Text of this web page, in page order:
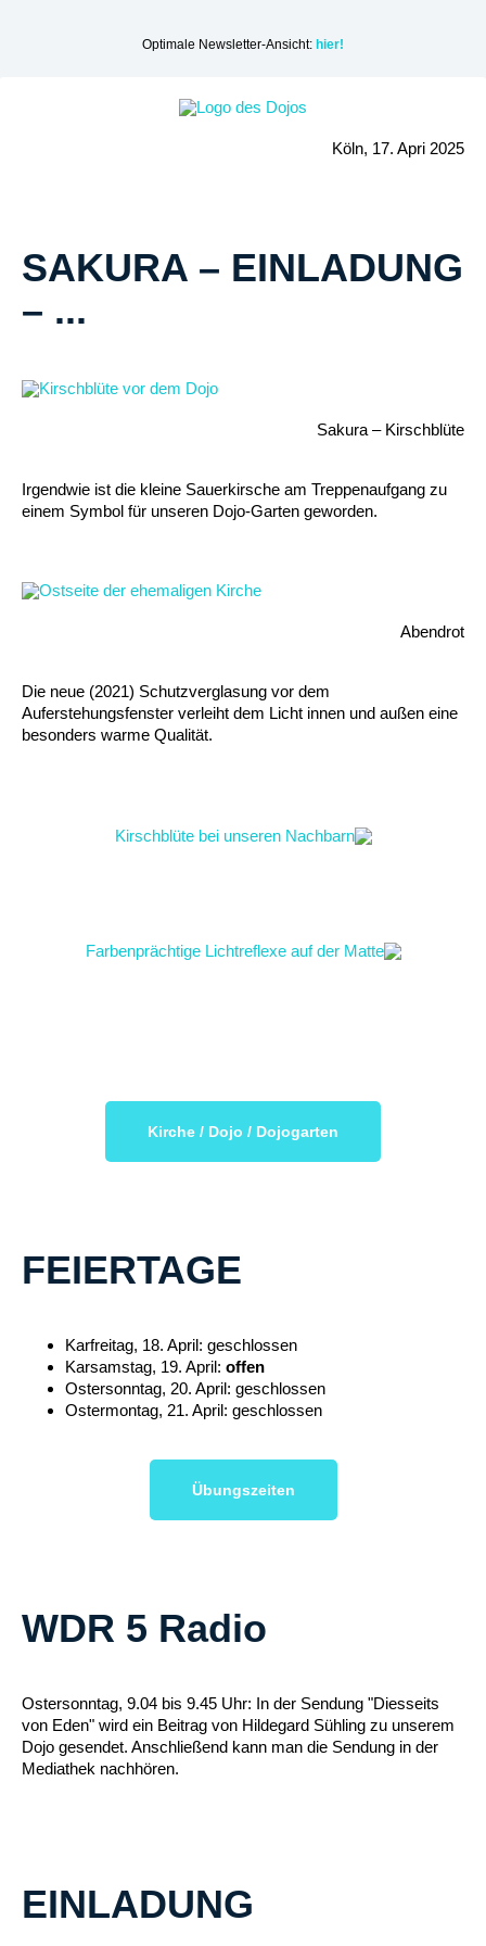
Optimale Newsletter-Ansicht: hier!
Köln, 17. Apri 2025
SAKURA – EINLADUNG
– ...
Sakura – Kirschblüte
Irgendwie ist die kleine Sauerkirsche am Treppenaufgang zu
einem Symbol für unseren Dojo-Garten geworden.
Abendrot
Die neue (2021) Schutzverglasung vor dem
Auferstehungsfenster verleiht dem Licht innen und außen eine
besonders warme Qualität.
Kirche / Dojo / Dojogarten
FEIERTAGE
Karfreitag, 18. April: geschlossen
Karsamstag, 19. April: offen
Ostersonntag, 20. April: geschlossen
Ostermontag, 21. April: geschlossen
Übungszeiten
WDR 5 Radio
Ostersonntag, 9.04 bis 9.45 Uhr: In der Sendung "Diesseits
von Eden" wird ein Beitrag von Hildegard Sühling zu unserem
Dojo gesendet. Anschließend kann man die Sendung in der
Mediathek nachhören.
EINLADUNG